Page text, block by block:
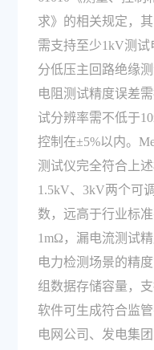
求》的相关规定，
需支持至少1kV测
分低压主回路绝缘
电阻测试精度误差
试分辨率需不低于
控制在±5%以内。
测试仪完全符合上
1.5kV、3kV两个可
数，远高于行业标
1mΩ，漏电流测试
电力检测场景的精
组数据存储容量，
软件可生成符合监
电网公司、发电集